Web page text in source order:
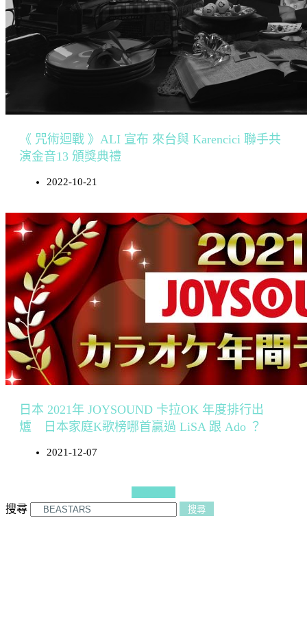
《 咒術迴戰 》ALI 宣布 來台與 Karencici 聯手共
演金音13 頒獎典禮
2022-10-21
日本 2021年 JOYSOUND 卡拉OK 年度排行出
爐 日本家庭K歌榜哪首贏過 LiSA 跟 Ado ？
2021-12-07
搜尋
搜尋